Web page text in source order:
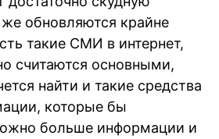
обновляются крайне
такие СМИ в интернет,
считаются основными,
найти и такие средства
которые бы
больше информации и